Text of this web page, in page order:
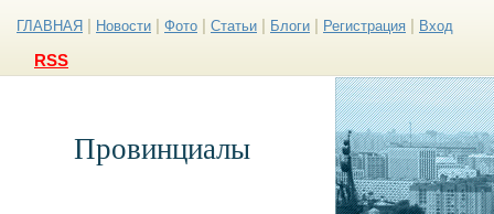
ГЛАВНАЯ Новости Фото Статьи Блоги Регистрация Вход
RSS
Провинциалы